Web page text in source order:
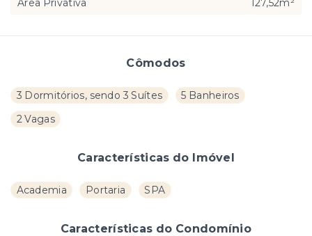
Cômodos
3 Dormitórios, sendo 3 Suítes
5 Banheiros
2 Vagas
Características do Imóvel
Academia Portaria SPA
Características do Condomínio
Área Privativa
127,52m²